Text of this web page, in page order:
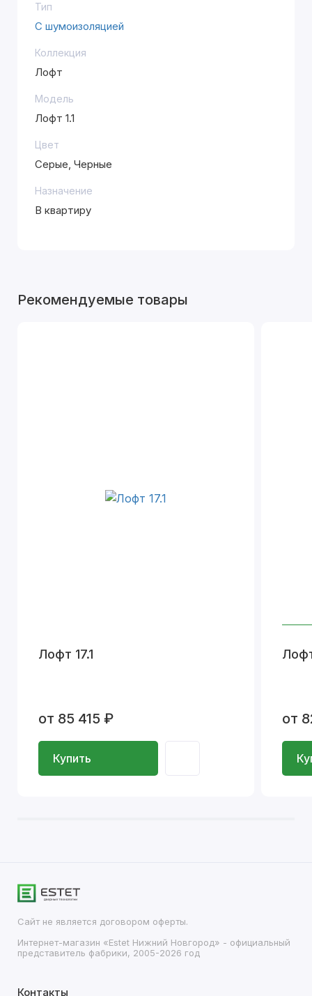
Тип
С шумоизоляцией
Коллекция
Лофт
Модель
Лофт 1.1
Цвет
Серые, Черные
Назначение
В квартиру
Рекомендуемые товары
Лофт 17.1
от 85 415 ₽
Купить
от
Сайт не является договором оферты.
Интернет-магазин «Estet Нижний Новгород» - официальный
представитель фабрики, 2005-2026 год
Контакты